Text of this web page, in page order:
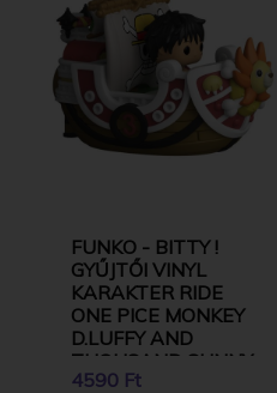
FUNKO - BITTY !
GYŰJTŐI VINYL
KARAKTER RIDE
ONE PICE MONKEY
D.LUFFY AND
THOUSAND SUNNY
4590 Ft